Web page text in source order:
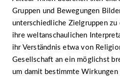
Gruppen und Bewegungen
unterschiedliche Zielgruppen zu
ihre weltanschaulichen
ihr Verständnis etwa von
Gesellschaft an ein möglichst
um damit bestimmte